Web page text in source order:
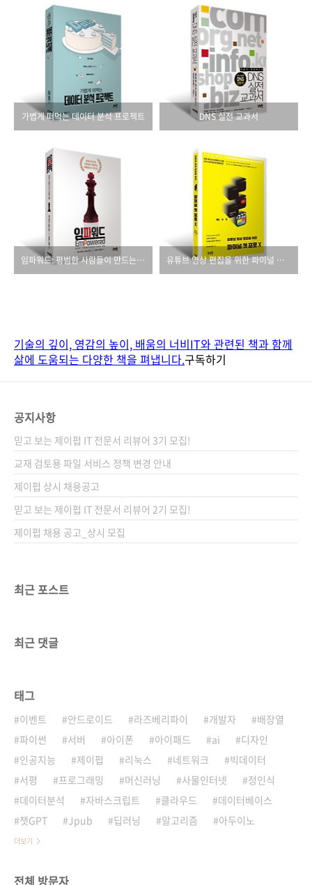
가볍게 떠먹는 데이터 분석 프로젝트 DNS 실전 교과서
임파워드: 평범한 사람들이 만드는 특별한 제품 유튜브 영상 편집을 위한 파이널 컷 프로 X
기술의 깊이, 영감의 높이, 배움의 너비IT와 관련된 책과 함께
삶에 도움되는 다양한 책을 펴냅니다.구독하기
공지사항
믿고 보는 제이펍 IT 전문서 리뷰어 3기 모집!
교재 검토용 파일 서비스 정책 변경 안내
제이펍 상시 채용공고
믿고 보는 제이펍 IT 전문서 리뷰어 2기 모집!
제이펍 채용 공고_상시 모집
최근 포스트
최근 댓글
태그
이벤트 안드로이드 라즈베리파이 개발자
배장열
파이썬
서버 아이폰 아이패드 ai
디자인
인공지능
제이펍 리눅스 네트워크
빅데이터
서평
프로그래밍 머신러닝 사물인터넷
정인식
데이터분석
자바스크립트 클라우드
데이터베이스
챗GPT
Jpub 딥러닝 알고리즘 아두이노
더보기
전체 방문자